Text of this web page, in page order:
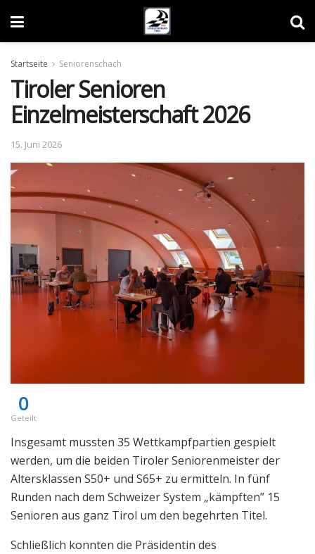
Startseite Seniorenschach
Tiroler Senioren
Einzelmeisterschaft 2026
15. Juni 2026
0
Geteilt
Insgesamt mussten 35 Wettkampfpartien gespielt
werden, um die beiden Tiroler Seniorenmeister der
Altersklassen S50+ und S65+ zu ermitteln. In fünf
Runden nach dem Schweizer System „kämpften” 15
Senioren aus ganz Tirol um den begehrten Titel.
Schließlich konnten die Präsidentin des